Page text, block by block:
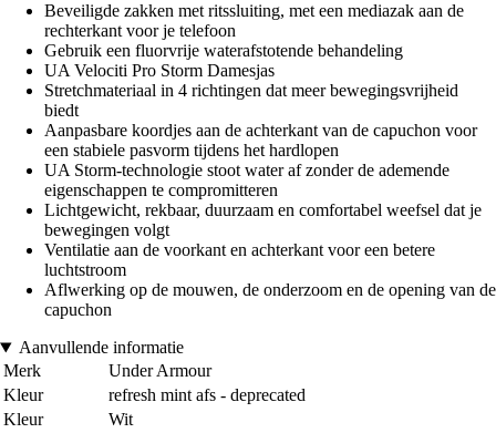
Beveiligde zakken met ritssluiting, met een mediazak aan de
rechterkant voor je telefoon
Gebruik een fluorvrije waterafstotende behandeling
UA Velociti Pro Storm Damesjas
Stretchmateriaal in 4 richtingen dat meer bewegingsvrijheid
biedt
Aanpasbare koordjes aan de achterkant van de capuchon voor
een stabiele pasvorm tijdens het hardlopen
UA Storm-technologie stoot water af zonder de ademende
eigenschappen te compromitteren
Lichtgewicht, rekbaar, duurzaam en comfortabel weefsel dat je
bewegingen volgt
Ventilatie aan de voorkant en achterkant voor een betere
luchtstroom
Aflwerking op de mouwen, de onderzoom en de opening van de
capuchon
Aanvullende informatie
Merk
Under Armour
Kleur
refresh mint afs - deprecated
Kleur
Wit